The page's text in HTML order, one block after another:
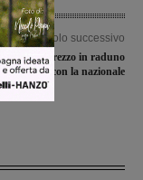
Articolo successivo
ad Arezzo in raduno
con la nazionale